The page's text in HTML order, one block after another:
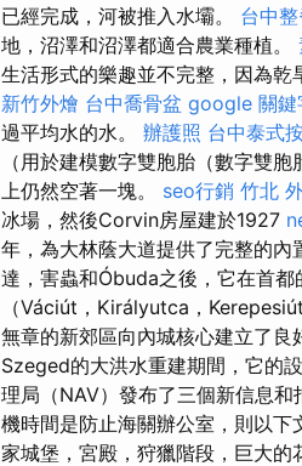
已經完成，河被推入水壩。 台中整
地，沼澤和沼澤都適合農業種植。
生活形式的樂趣並不完整，因為乾
新竹外燴 台中喬骨盆 google 關鍵
過平均水的水。 辦護照 台中泰式
（用於建模數字雙胞胎（數字雙
上仍然空著一塊。 seo行銷 竹北
冰場，然後Corvin房屋建於1927
年，為大林蔭大道提供了完整的內
達，害蟲和Óbuda之後，它在首都
（Váciút，Királyutca，
無章的新郊區向內城核心建立了
Szeged的大洪水重建期間，它的
理局（NAV）發布了三個新信息和
機時間是防止海關辦公室，則以下
家城堡，宮殿，狩獵階段，巨大的